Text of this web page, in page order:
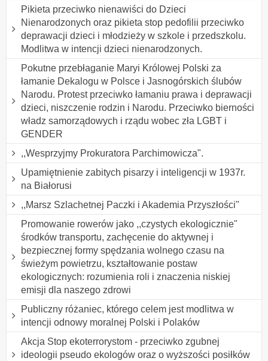
Pikieta przeciwko nienawiści do Dzieci
Nienarodzonych oraz pikieta stop pedofilii przeciwko
deprawacji dzieci i młodzieży w szkole i przedszkolu.
Modlitwa w intencji dzieci nienarodzonych.
Pokutne przebłaganie Maryi Królowej Polski za
łamanie Dekalogu w Polsce i Jasnogórskich ślubów
Narodu. Protest przeciwko łamaniu prawa i deprawacji
dzieci, niszczenie rodzin i Narodu. Przeciwko bierności
władz samorządowych i rządu wobec zła LGBT i
GENDER
,,Wesprzyjmy Prokuratora Parchimowicza".
Upamiętnienie zabitych pisarzy i inteligencji w 1937r.
na Białorusi
,,Marsz Szlachetnej Paczki i Akademia Przyszłości"
Promowanie rowerów jako ,,czystych ekologicznie"
środków transportu, zachęcenie do aktywnej i
bezpiecznej formy spędzania wolnego czasu na
świeżym powietrzu, kształtowanie postaw
ekologicznych: rozumienia roli i znaczenia niskiej
emisji dla naszego zdrowi
Publiczny różaniec, którego celem jest modlitwa w
intencji odnowy moralnej Polski i Polaków
Akcja Stop ekoterrorystom - przeciwko zgubnej
ideologii pseudo ekologów oraz o wyższości posiłków